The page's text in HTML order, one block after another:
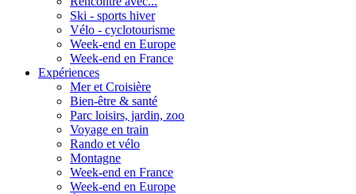
Ski - sports hiver
Vélo - cyclotourisme
Week-end en Europe
Week-end en France
Expériences
Mer et Croisière
Bien-être & santé
Parc loisirs, jardin, zoo
Voyage en train
Rando et vélo
Montagne
Week-end en France
Week-end en Europe